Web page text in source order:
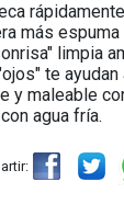
más
limpia
te
y maleable
agua fría.